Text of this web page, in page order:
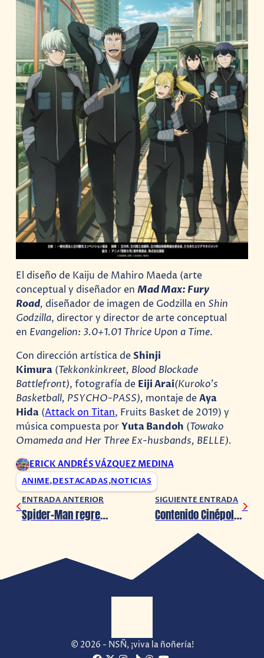
El diseño de Kaiju de Mahiro Maeda (arte
conceptual y diseñador enMad Max: Fury
Road,diseñador de imagen de Godzilla en Shin
Godzilla, director y director de arte conceptual
en Evangelion: 3.0+1.01 Thrice Upon a Time.
Con dirección artística deShinji
Kimura (Tekkonkinkreet, Blood Blockade
Battlefront), fotografía de Eiji Arai(Kuroko’s
Basketball, PSYCHO-PASS), montaje deAya
Hida (Attack on Titan, Fruits Basket de 2019) y
música compuesta porYuta Bandoh (Towako
Omameda and Her Three Ex-husbands, BELLE).
ERICK ANDRÉS VÁZQUEZ MEDINA
ANIME,DESTACADAS,NOTICIAS
ENTRADA ANTERIOR
Spider-Man regresa al cine en 2024, pero… ¿Cuál de todos?
SIGUIENTE ENTRADA
Contenido Cinépolis: Upfront 2024, conoce lo que llegará este año
© 2026 - NSÑ, ¡viva la ñoñería!